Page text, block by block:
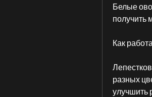
Белые
получить
Как
разных
улучшить